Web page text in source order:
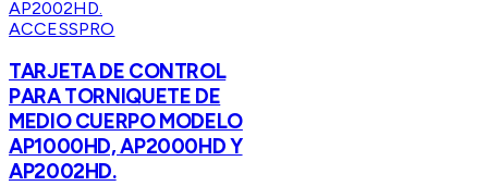
ACCESSPRO
TARJETA DE CONTROL
PARA TORNIQUETE DE
MEDIO CUERPO MODELO
AP1000HD, AP2000HD Y
AP2002HD.